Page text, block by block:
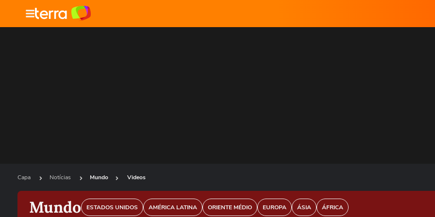
Capa Notícias Mundo Videos
Mundo ESTADOS UNIDOS AMÉRICA LATINA ORIENTE MÉDIO EUROPA ÁSIA ÁFRICA